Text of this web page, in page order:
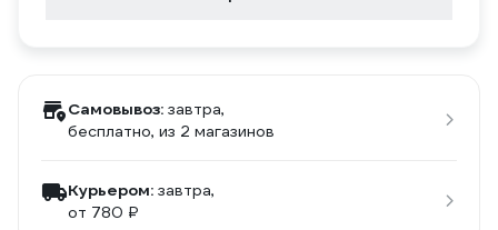
Самовывоз: завтра,
бесплатно, из 2 магазинов
Курьером: завтра,
от 780 ₽